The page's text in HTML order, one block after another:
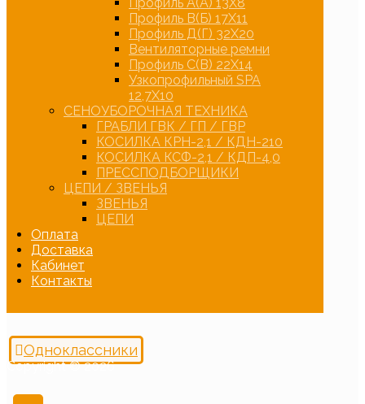
Профиль В(Б) 17Х11
Профиль Д(Г) 32Х20
Вентиляторные ремни
Профиль С(В) 22Х14
Узкопрофильный SPA
12,7Х10
СЕНОУБОРОЧНАЯ ТЕХНИКА
ГРАБЛИ ГВК / ГП / ГВР
КОСИЛКА КРН-2,1 / КДН-210
КОСИЛКА КСФ-2,1 / КДП-4,0
ПРЕССПОДБОРЩИКИ
ЦЕПИ / ЗВЕНЬЯ
ЗВЕНЬЯ
ЦЕПИ
Оплата
Доставка
Кабинет
Контакты
Одноклассники
Copyright © 2026